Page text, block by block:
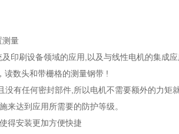
测量
印刷设备领域的应用,以及与线性电机的集成应
读数头和带栅格的测量钢带 !
有任何密封部件,所以电机不需要额外的力矩
来达到应用所需要的防护等级。
得安装更加方便快捷